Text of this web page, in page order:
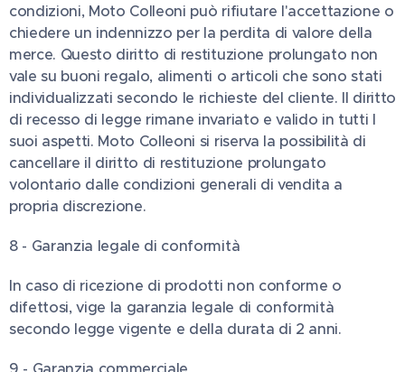
condizioni, Moto Colleoni può rifiutare l'accettazione o
chiedere un indennizzo per la perdita di valore della
merce. Questo diritto di restituzione prolungato non
vale su buoni regalo, alimenti o articoli che sono stati
individualizzati secondo le richieste del cliente. Il diritto
di recesso di legge rimane invariato e valido in tutti I
suoi aspetti. Moto Colleoni si riserva la possibilità di
cancellare il diritto di restituzione prolungato
volontario dalle condizioni generali di vendita a
propria discrezione.
8 - Garanzia legale di conformità
In caso di ricezione di prodotti non conforme o
difettosi, vige la garanzia legale di conformità
secondo legge vigente e della durata di 2 anni.